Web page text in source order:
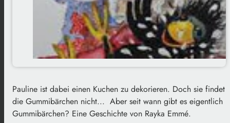
Pauline ist dabei einen Kuchen zu dekorieren. Doch sie findet
die Gummibärchen nicht... Aber seit wann gibt es eigentlich
Gummibärchen? Eine Geschichte von Rayka Emmé.